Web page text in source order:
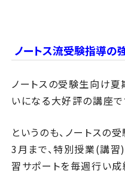
ノートス流受験指導の
ノートスの受験生向け
いになる大好評の講座で
というのも、ノートス
3月まで、特別授業(講習
習サポートを毎週行い成